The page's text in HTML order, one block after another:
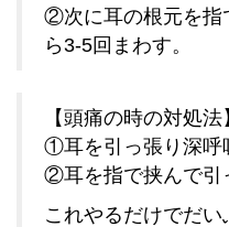
②次に耳の根元を指
ら3-5回まわす。
【頭痛の時の対処法
①耳を引っ張り深呼
②耳を指で挟んで引
これやるだけでだい